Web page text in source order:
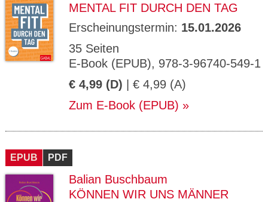
MENTAL FIT DURCH DEN TAG
Erscheinungstermin: 15.01.2026
35 Seiten
E-Book (EPUB), 978-3-96740-549-1
€ 4,99 (D) | € 4,99 (A)
Zum E-Book (EPUB)
EPUB PDF
Balian Buschbaum
KÖNNEN WIR UNS MÄNNER